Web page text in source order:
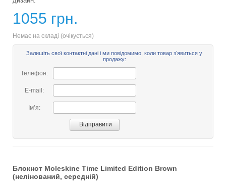
1055 грн.
Немає на складі (очікується)
Залишіть свої контактні дані і ми повідомимо, коли товар зʼявиться у
продажу:
Телефон:
E-mail:
Імʼя:
Блокнот Moleskine Time Limited Edition Brown
(нелінований, середній)